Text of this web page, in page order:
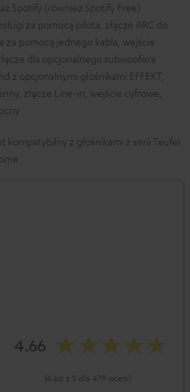
Spotify (również Spotify Free)
za pomocą pilota, złącze ARC do
za pomocą jednego kabla, wejście
dla opcjonalnego subwoofera
z opcjonalnymi głośnikami EFFEKT,
złącze Line-in, wejście cyfrowe,
kompatybilny z głośnikami z serii Teufel
4.66
(4.66 z 5 dla 479 ocen)